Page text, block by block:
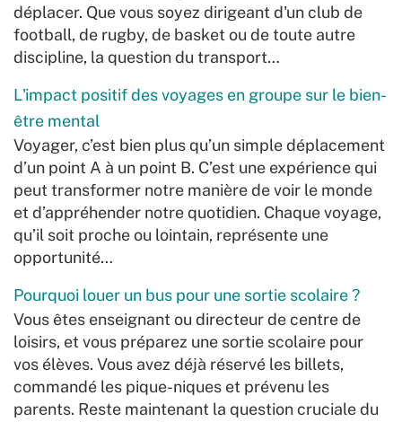
déplacer. Que vous soyez dirigeant d'un club de
football, de rugby, de basket ou de toute autre
discipline, la question du transport…
L'impact positif des voyages en groupe sur le bien-
être mental
Voyager, c’est bien plus qu’un simple déplacement
d’un point A à un point B. C’est une expérience qui
peut transformer notre manière de voir le monde
et d’appréhender notre quotidien. Chaque voyage,
qu’il soit proche ou lointain, représente une
opportunité…
Pourquoi louer un bus pour une sortie scolaire ?
Vous êtes enseignant ou directeur de centre de
loisirs, et vous préparez une sortie scolaire pour
vos élèves. Vous avez déjà réservé les billets,
commandé les pique-niques et prévenu les
parents. Reste maintenant la question cruciale du